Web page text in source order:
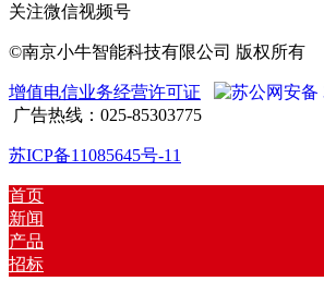
关注微信视频号
©南京小牛智能科技有限公司 版权所有
增值电信业务经营许可证
苏公网安备
广告热线：025-85303775
苏ICP备11085645号-11
首页
新闻
产品
招标